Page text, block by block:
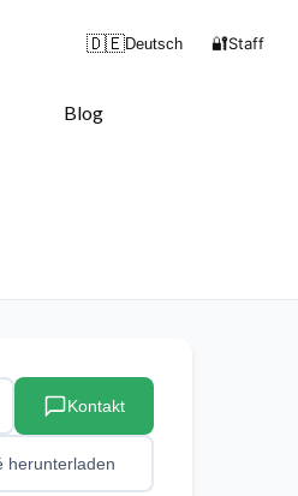
Blog
🇩🇪Deutsch 🔐Staff
Kontakt
herunterladen